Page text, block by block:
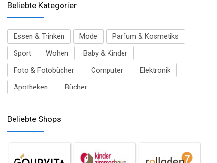
Beliebte Kategorien
Essen & Trinken Mode
Parfum & Kosmetiks
Sport
Wohen
Baby & Kinder
Foto & Fotobücher
Computer
Elektronik
Apotheken
Bücher
Beliebte Shops